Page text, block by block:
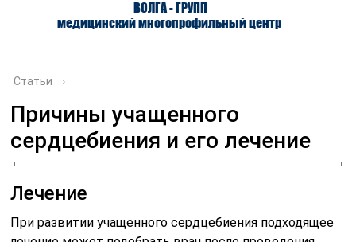
ВОЛГА - ГРУПП
медицинский многопрофильный центр
О ЦЕНТРЕ ВРАЧИ УСЛУГИ
Статьи ›
Причины учащенного
сердцебиения и его лечение
Лечение
При развитии учащенного сердцебиения подходящее